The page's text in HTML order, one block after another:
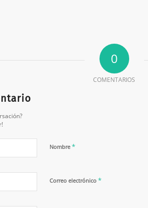
0
COMENTARIOS
Nombre *
Correo electrónico *